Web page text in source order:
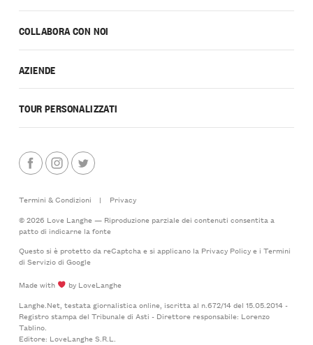
COLLABORA CON NOI
AZIENDE
TOUR PERSONALIZZATI
Termini & Condizioni |
Privacy
© 2026 Love Langhe — Riproduzione parziale dei contenuti consentita a
patto di indicarne la fonte
Questo si è protetto da reCaptcha e si applicano la Privacy Policye i Termini
di Serviziodi Google
Made with
by LoveLanghe
Langhe.Net, testata giornalistica online, iscritta al n.672/14 del 15.05.2014 -
Registro stampa del Tribunale di Asti - Direttore responsabile: Lorenzo
Tablino.
Editore: LoveLanghe S.R.L.